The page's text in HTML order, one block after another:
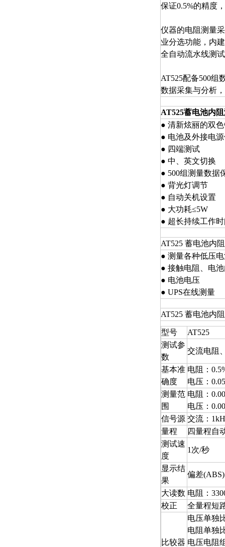
保证0.5%的精度
仪器的电阻测量
业分选功能 ，内
全自动流水线测
AT525配备500组
数据采集与分析
AT525蓄电池内
● 清新炫丽的双
● 电池及外接电
● 四端测试
● 中、英文切换
● 500组测量数据
● 背光灯调节
● 自动关机设置
● 大功耗≤5W
● 超长持续工作
AT525 蓄电池内
● 测量各种低压
● 接触电阻、电
● 电池电压
● UPS在线测量
AT525 蓄电池内
型号
AT525
测试参
数
交流电阻
基本准
确度
电阻：
电压：
测量范
围
电阻：
电压：
信号源 交流：
量程
四量程自
测试速
度
1次/秒
显示结
果
偏差
大读数 电阻：
校正
全量程短
比较器
电压单独
电阻单独
电压电阻